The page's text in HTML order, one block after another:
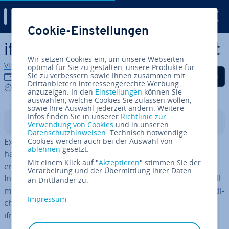
Zum Haupt­in­halt springen
iframe: Das HTML-Tag erklärt
Vladimir Simovic
08.02.2022
5 mins
Auf Facebook teilen
Auf Twitter teilen
Auf LinkedIn
In­halts­ver­zeich­nis
Externe Inhalte in die eigene Website einbetten? Dafür
haben sich In­line­frames (iframes) als äußerst geeignet
erwiesen. Auf elegante Weise kann man so zu­sätz­li­che
Inhalte im HTML-Dokument un­ter­brin­gen. Im besten Fall
merken Besucher der Website gar nicht, dass sie zu­sätz­li­
che Inhalte aus­ge­spielt bekommen. Wie kann man den
iframe einbinden?
Cookie-Einstellungen
Wir setzen Cookies ein, um unsere Webseiten
optimal für Sie zu gestalten, unsere Produkte für
Sie zu verbessern sowie Ihnen zusammen mit
Drittanbietern interessengerechte Werbung
anzuzeigen. In den Einstellungen können Sie
auswählen, welche Cookies Sie zulassen wollen,
sowie Ihre Auswahl jederzeit ändern. Weitere
Infos finden Sie in unserer Richtlinie zur
Verwendung von Cookies und in unseren
Datenschutzhinweisen. Technisch notwendige
Cookies werden auch bei der Auswahl von
ablehnen gesetzt.
Mit einem Klick auf "Akzeptieren" stimmen Sie der
Verarbeitung und der Übermittlung Ihrer Daten
an Drittländer zu.
Impressum